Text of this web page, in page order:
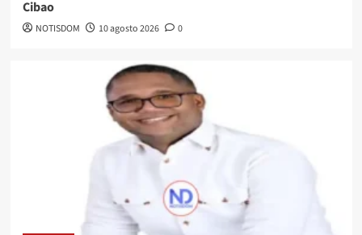
Cibao
NOTISDOM 10 agosto 2026 0